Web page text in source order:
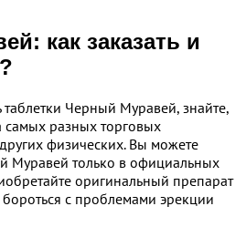
как заказать и
таблетки Черный Муравей, знайте,
разных торговых
физических. Вы можете
Муравей только в официальных
оригинальный препарат
с проблемами эрекции